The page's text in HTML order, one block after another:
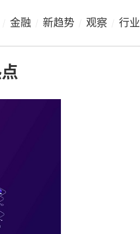
金融 新趋势 观察 行业